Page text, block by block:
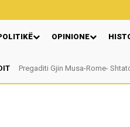
OPINIONE
Pregaditi Gjin Musa-Rome-